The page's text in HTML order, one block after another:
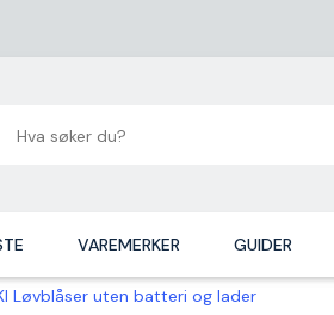
VAREMERKER GUIDER
Løvblåser uten batteri og lader